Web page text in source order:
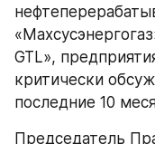
GTL»,
критически
последние 10
Председатель